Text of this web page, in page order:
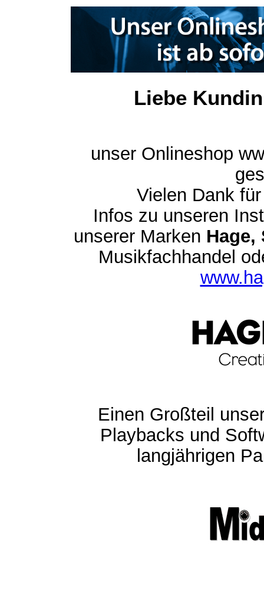
Liebe
unser Onlineshop
Vielen Dank
Infos zu unseren
unserer Marken Hage,
Musikfachhandel
Einen Großteil
Playbacks und
langjährigen